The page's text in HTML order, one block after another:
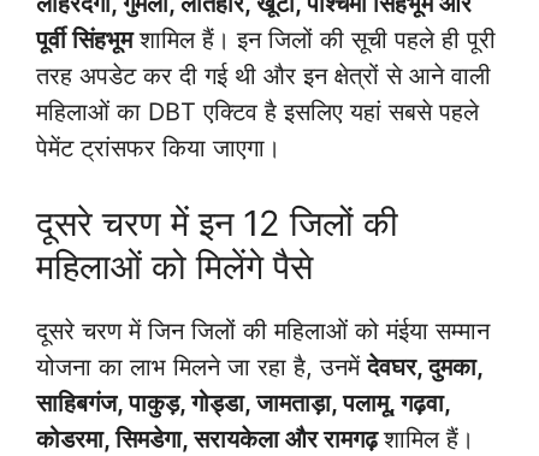
पूर्वी सिंहभूमशामिल हैं। इन जिलों की सूची पहले ही पूरी
तरह अपडेट कर दी गई थी और इन क्षेत्रों से आने वाली
महिलाओं का DBT एक्टिव है इसलिए यहां सबसे पहले
पेमेंट ट्रांसफर किया जाएगा।
दूसरे चरण में इन 12 जिलों की
महिलाओं को मिलेंगे पैसे
दूसरे चरण में जिन जिलों की महिलाओं को मंईया सम्मान
योजना का लाभ मिलने जा रहा है, उनमेंदेवघर, दुमका,
साहिबगंज, पाकुड़, गोड्डा, जामताड़ा, पलामू, गढ़वा,
कोडरमा, सिमडेगा, सरायकेला और रामगढ़शामिल हैं।